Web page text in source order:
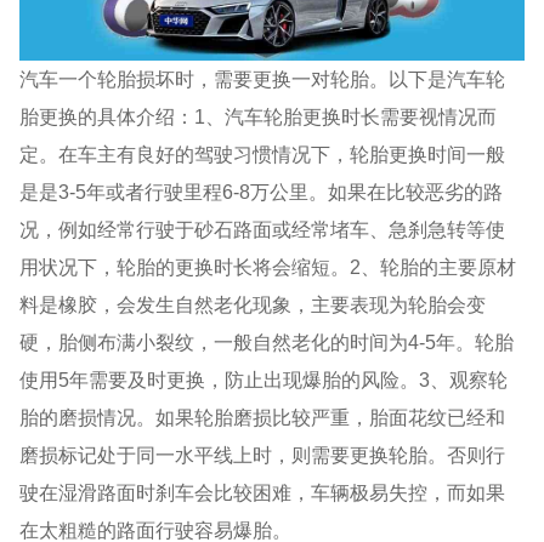
汽车一个轮胎损坏时，需要更换一对轮胎。以下是汽车轮
胎更换的具体介绍：1、汽车轮胎更换时长需要视情况而
定。在车主有良好的驾驶习惯情况下，轮胎更换时间一般
是是3-5年或者行驶里程6-8万公里。如果在比较恶劣的路
况，例如经常行驶于砂石路面或经常堵车、急刹急转等使
用状况下，轮胎的更换时长将会缩短。2、轮胎的主要原材
料是橡胶，会发生自然老化现象，主要表现为轮胎会变
硬，胎侧布满小裂纹，一般自然老化的时间为4-5年。轮胎
使用5年需要及时更换，防止出现爆胎的风险。3、观察轮
胎的磨损情况。如果轮胎磨损比较严重，胎面花纹已经和
磨损标记处于同一水平线上时，则需要更换轮胎。否则行
驶在湿滑路面时刹车会比较困难，车辆极易失控，而如果
在太粗糙的路面行驶容易爆胎。